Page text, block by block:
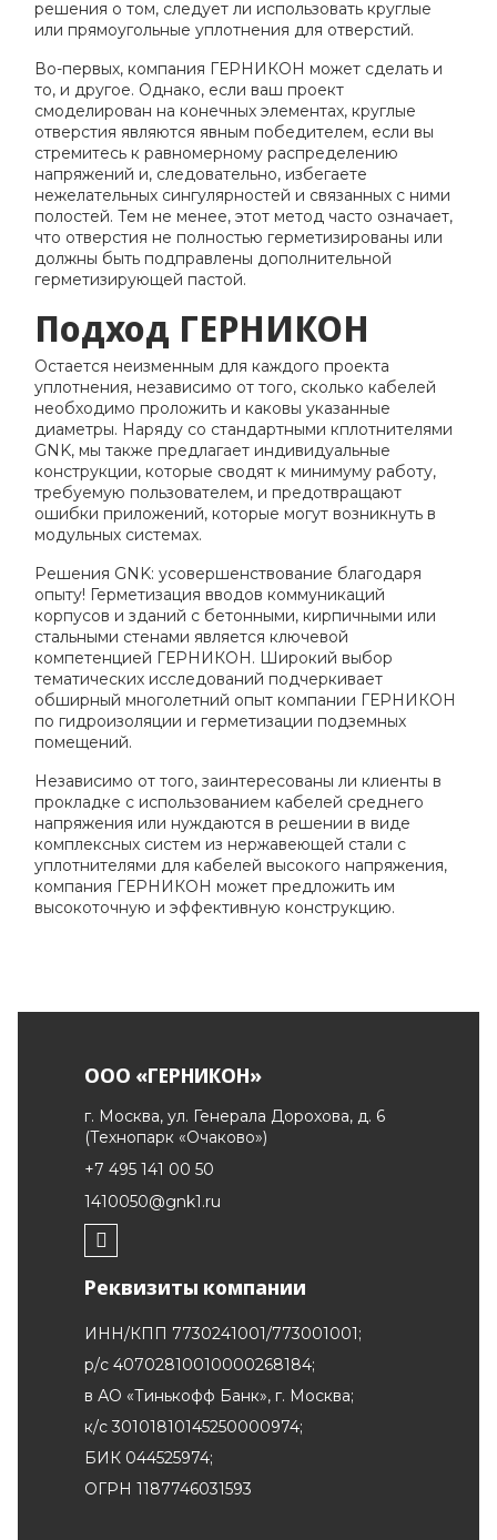
решения о том, следует ли использовать круглые
или прямоугольные уплотнения для отверстий.
Во-первых, компания ГЕРНИКОН может сделать и
то, и другое. Однако, если ваш проект
смоделирован на конечных элементах, круглые
отверстия являются явным победителем, если вы
стремитесь к равномерному распределению
напряжений и, следовательно, избегаете
нежелательных сингулярностей и связанных с ними
полостей. Тем не менее, этот метод часто означает,
что отверстия не полностью герметизированы или
должны быть подправлены дополнительной
герметизирующей пастой.
Подход ГЕРНИКОН
Остается неизменным для каждого проекта
уплотнения, независимо от того, сколько кабелей
необходимо проложить и каковы указанные
диаметры. Наряду со стандартными кплотнителями
GNK, мы также предлагает индивидуальные
конструкции, которые сводят к минимуму работу,
требуемую пользователем, и предотвращают
ошибки приложений, которые могут возникнуть в
модульных системах.
Решения GNK: усовершенствование благодаря
опыту! Герметизация вводов коммуникаций
корпусов и зданий с бетонными, кирпичными или
стальными стенами является ключевой
компетенцией ГЕРНИКОН. Широкий выбор
тематических исследований подчеркивает
обширный многолетний опыт компании ГЕРНИКОН
по гидроизоляции и герметизации подземных
помещений.
Независимо от того, заинтересованы ли клиенты в
прокладке с использованием кабелей среднего
напряжения или нуждаются в решении в виде
комплексных систем из нержавеющей стали с
уплотнителями для кабелей высокого напряжения,
компания ГЕРНИКОН может предложить им
высокоточную и эффективную конструкцию.
ООО «ГЕРНИКОН»
г. Москва, ул. Генерала Дорохова, д. 6
(Технопарк «Очаково»)
+7 495 141 00 50
1410050@gnk1.ru
Реквизиты компании
ИНН/КПП 7730241001/773001001;
р/c 40702810010000268184;
в АО «Тинькофф Банк», г. Москва;
к/с 30101810145250000974;
БИК 044525974;
ОГРН 1187746031593